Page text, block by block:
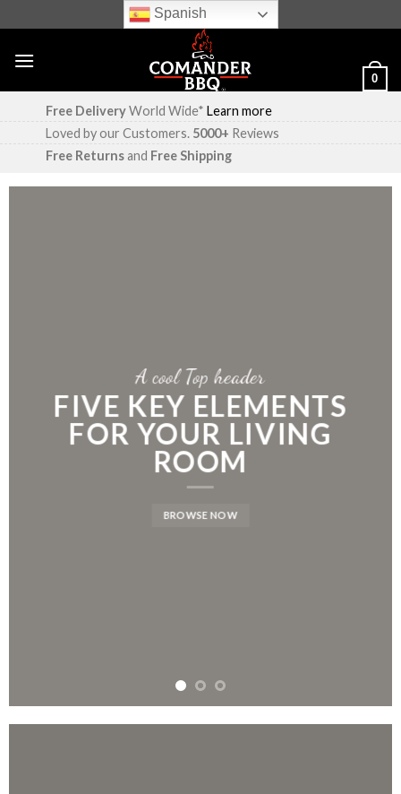
to
content
Spanish
0
Free DeliveryWorld Wide* Learn more
Loved by our Customers. 5000+ Reviews
Free Returnsand Free Shipping
A cool Top header
KEY ELEMENTS
YOUR LIVING
ROOM